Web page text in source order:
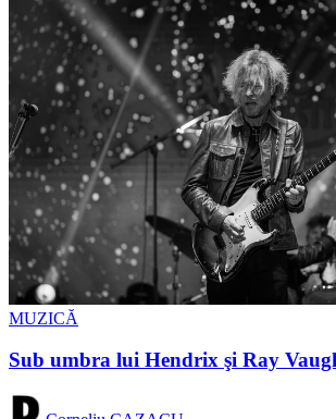
MUZICĂ
Sub umbra lui Hendrix şi Ray